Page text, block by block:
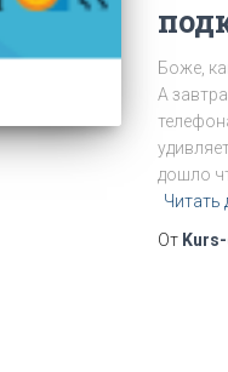
Боже,
А
дошло
Читать
От